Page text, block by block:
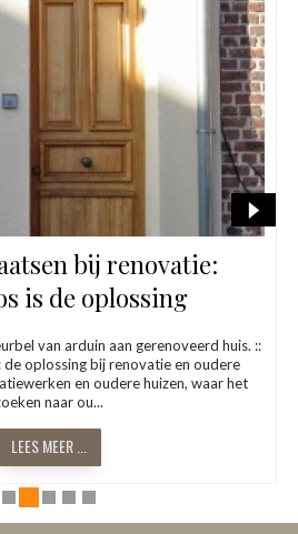
van deurbellen in
en
vormen doorgaans een groter
parlofonie, huisnummers en
groepswoonsten of
biedt Atelier Van ...
LEES MEER ...